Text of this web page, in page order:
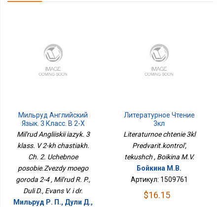
Мильруд Английский
Язык. 3 Класс. В 2-Х
Частях. Ч. 2. Учебное
Пособие.Звезды Моего
Города 2-4
Mil'rud Angliiskii iazyk. 3
klass. V 2-kh chastiakh.
Ch. 2. Uchebnoe
posobie.Zvezdy moego
goroda 2-4 , Mil'rud R. P.,
Duli D., Evans V. i dr.
Мильруд Р. П., Дули Д.,
Литературное Чтение
3кл
Предварит.контроль,
Literaturnoe chtenie 3kl
Predvarit.kontrol',
tekushch , Boikina M.V.
Бойкина М.В.
Артикул: 1509761
$16.15